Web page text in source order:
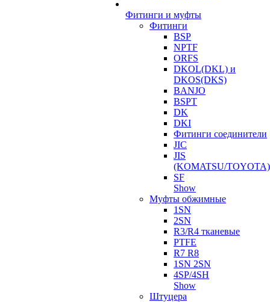
Фитинги и муфты
Фитинги
BSP
NPTF
ORFS
DKOL(DKL) и
DKOS(DKS)
BANJO
BSPT
DK
DKI
Фитинги соединители
JIC
JIS
(KOMATSU/TOYOTA)
SF
Show
Муфты обжимные
1SN
2SN
R3/R4 тканевые
PTFE
R7 R8
1SN 2SN
4SP/4SH
Show
Штуцера